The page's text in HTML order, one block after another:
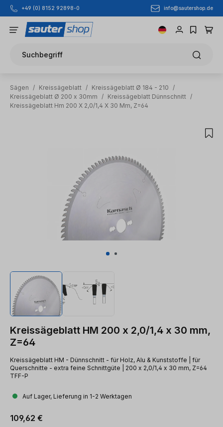
Zum Hauptinhalt springen
+49 (0) 8152 92898-0 info@sautershop.de
Suchbegriff
Sägen / Kreissägeblatt / Kreissägeblatt Ø 184 - 210
/
Kreissägeblatt Ø 200 x 30mm
/ Kreissägeblatt Dünnschnitt /
Kreissägeblatt Hm 200 X 2,0/1,4 X 30 Mm, Z=64
Kreissägeblatt HM 200 x 2,0/1,4 x 30 mm,
Z=64
Kreissägeblatt HM - Dünnschnitt - für Holz, Alu & Kunststoffe | für
Querschnitte - extra feine Schnittgüte | 200 x 2,0/1,4 x 30 mm, Z=64
TFF-P
Auf Lager, Lieferung in 1-2 Werktagen
Regulärer Preis:
109,62 €